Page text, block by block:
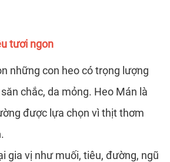
tươi ngon
những con heo có trọng lượng
chắc, da mỏng. Heo Mán là
được lựa chọn vì thịt thơm
gia vị như muối, tiêu, đường, ngũ